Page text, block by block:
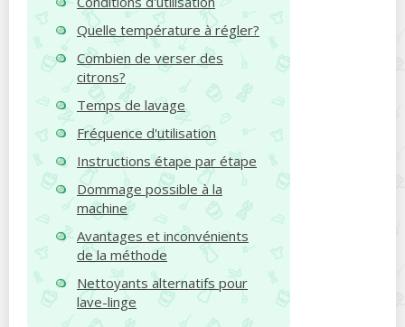
Quelle température à régler?
Combien de verser des
citrons?
Temps de lavage
Fréquence d'utilisation
Instructions étape par étape
Dommage possible à la
machine
Avantages et inconvénients
de la méthode
Nettoyants alternatifs pour
lave-linge